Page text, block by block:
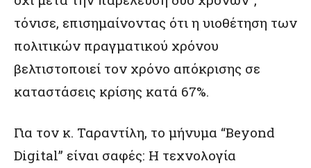
τόνισε, επισημαίνοντας ότι η υιοθέτηση των
πολιτικών πραγματικού χρόνου
βελτιστοποιεί τον χρόνο απόκρισης σε
καταστάσεις κρίσης κατά 67%.
Για τον κ. Ταραντίλη, το μήνυμα “Beyond
Digital” είναι σαφές: Η τεχνολογία